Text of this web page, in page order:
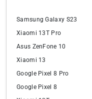
Samsung Galaxy S23
Xiaomi 13T Pro
Asus ZenFone 10
Xiaomi 13
Google Pixel 8 Pro
Google Pixel 8